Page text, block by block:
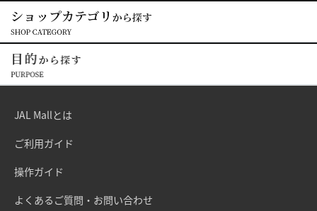
JAL Mallとは
ご利用ガイド
操作ガイド
よくあるご質問・お問い合わせ